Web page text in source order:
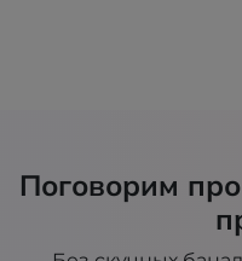
Поговорим